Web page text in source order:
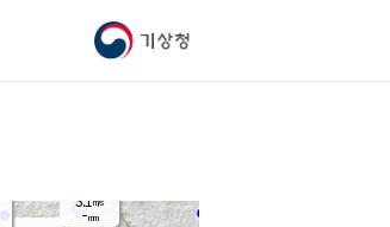
기상청
3.1 m/s
-mm